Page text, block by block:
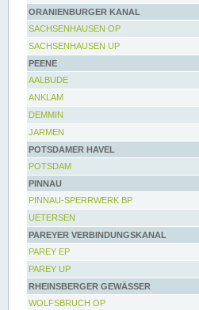
ORANIENBURGER KANAL
SACHSENHAUSEN OP
SACHSENHAUSEN UP
PEENE
AALBUDE
ANKLAM
DEMMIN
JARMEN
POTSDAMER HAVEL
POTSDAM
PINNAU
PINNAU-SPERRWERK BP
UETERSEN
PAREYER VERBINDUNGSKANAL
PAREY EP
PAREY UP
RHEINSBERGER GEWÄSSER
WOLFSBRUCH OP